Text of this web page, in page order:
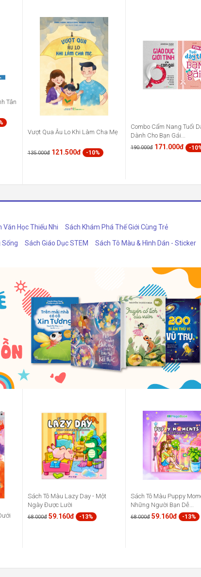
Tân
Vượt Qua Âu Lo Khi Làm Cha Mẹ
135.000đ 121.500đ -10%
Combo Cẩm Nang Tuổi
Dành Cho Bạn Gái...
190.000đ 171.000đ -
Văn Học Thiếu Nhi Sách Khám Phá Thế Giới Cùng Trẻ
Sống Sách Giáo Dục STEM Sách Tô Màu & Hình Dán - Sticker
Sách Tô Màu Lazy Day - Một
Ngày Được Lười
68.000đ 59.160đ -13%
Sách Tô Màu Puppy
Những Người Bạn Dễ...
68.000đ 59.160đ -13%